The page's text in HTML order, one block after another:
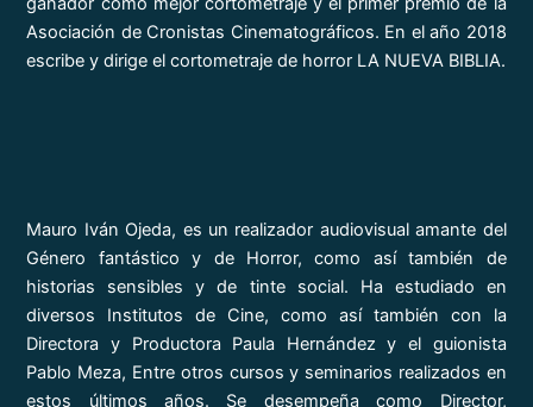
Asociación de Cronistas Cinematográficos. En el año 2018
escribe y dirige el cortometraje de horror LA NUEVA BIBLIA.
Mauro Iván Ojeda, es un realizador audiovisual amante del
Género fantástico y de Horror, como así también de
historias sensibles y de tinte social. Ha estudiado en
diversos Institutos de Cine, como así también con la
Directora y Productora Paula Hernández y el guionista
Pablo Meza, Entre otros cursos y seminarios realizados en
estos últimos años. Se desempeña como Director,